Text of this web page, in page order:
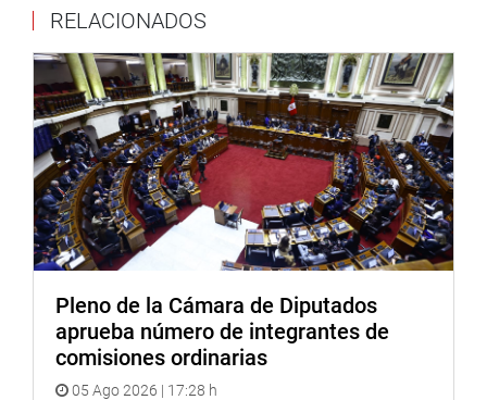
ROBOS DE AUTOS
La congresista señaló que en el 2023 la policía reportó el
robo de más de 14 mil autos; y que muchos de ellos son
ofrecidos en el llamado “mercado negro” a cifras
exorbitantes.
Refirió que, en el 2022, las denuncias por robo de
vehículos tanto en Lima Metropolitana, como en
provincias se han registrado un total de 23 mil 789
unidades vehiculares, siendo Lima, el departamento con
mayor índice de robo, seguido por los de Piura y Loreto.
Empero, de acuerdo al Instituto Nacional de Estadística e
Informática, a nivel nacional la policía logró recuperar
siete mil 872 abandonados y cinco mil 872 capturados.
RELACIONADOS
Pleno de la Cámara de Diputados
aprueba número de integrantes de
comisiones ordinarias
05 Ago 2026 | 17:28 h